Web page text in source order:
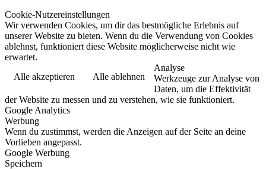
Cookie-Nutzereinstellungen
Wir verwenden Cookies, um dir das bestmögliche Erlebnis auf
unserer Website zu bieten. Wenn du die Verwendung von Cookies
ablehnst, funktioniert diese Website möglicherweise nicht wie
erwartet.
Alle akzeptieren
Alle ablehnen
Analyse
Werkzeuge zur Analyse von
Daten, um die Effektivität
der Website zu messen und zu verstehen, wie sie funktioniert.
Google Analytics
Werbung
Wenn du zustimmst, werden die Anzeigen auf der Seite an deine
Vorlieben angepasst.
Google Werbung
Speichern